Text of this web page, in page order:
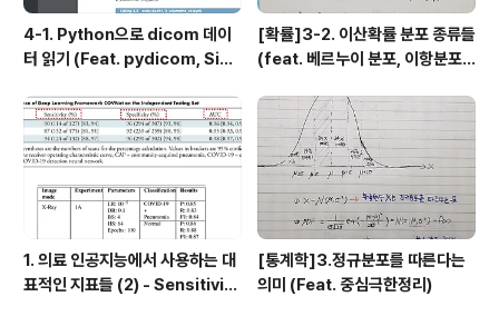
4-1. Python으로 dicom 데이
터 읽기 (Feat. pydicom, Sim
[확률]3-2. 이산확률 분포 종류들
(feat. 베르누이 분포, 이항분포,
포, 포아송 분포
1. 의료 인공지능에서 사용하는 대
표적인 지표들 (2) - Sensitivit
[통계학]3.정규분포를 따른다는
의미 (Feat. 중심극한정리)